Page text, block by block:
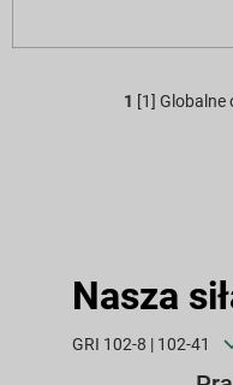
1 [1] Globalne
Nasza
GRI 102-8 | 102-41